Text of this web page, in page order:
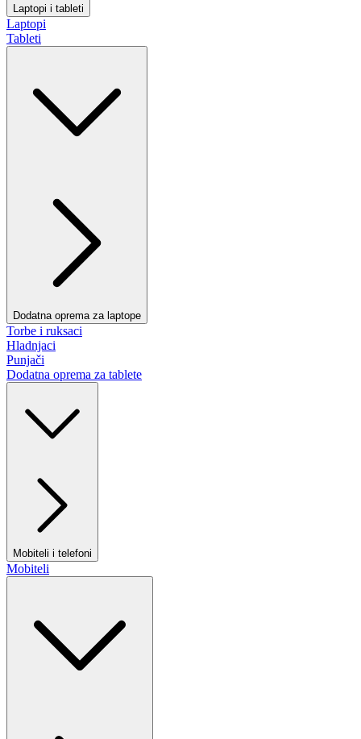
Laptopi i tableti
Laptopi
Tableti
Dodatna oprema za laptope
Torbe i ruksaci
Hladnjaci
Punjači
Dodatna oprema za tablete
Mobiteli i telefoni
Mobiteli